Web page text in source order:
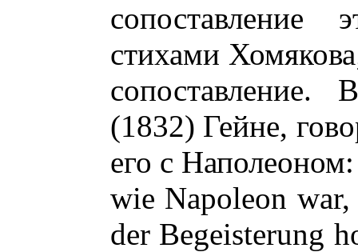
сопоставление
стихами
сопоставление.
(1832) Гейне,
его с
wie Napoleon
der Begeisterung